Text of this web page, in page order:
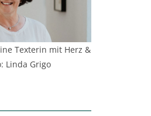
Texterin mit Herz &
Linda Grigo